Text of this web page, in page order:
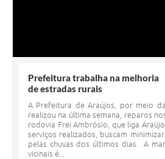
Prefeitura trabalha na melhoria
de estradas rurais
A Prefeitura de Araújos, por meio
realizou na última semana, reparos
rodovia Frei Ambrósio, que liga
serviços realizados, buscam
pelas chuvas dos últimos dias. A
vicinais é...